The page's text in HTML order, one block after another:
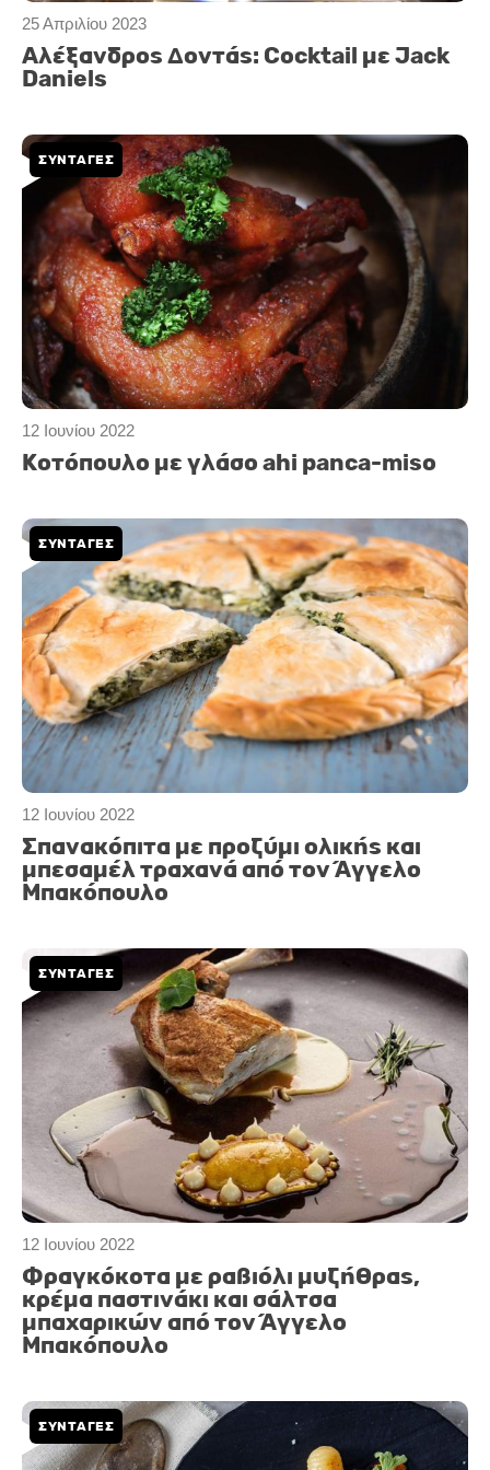
25 Απριλίου 2023
Αλέξανδρος Δοντάς: Cocktail με Jack
Daniels
12 Ιουνίου 2022
ΣΥΝΤΑΓΕΣ
Κοτόπουλο με γλάσο ahi panca-miso
12 Ιουνίου 2022
ΣΥΝΤΑΓΕΣ
Σπανακόπιτα με προζύμι ολικής και
μπεσαμέλ τραχανά από τον Άγγελο
Μπακόπουλο
12 Ιουνίου 2022
ΣΥΝΤΑΓΕΣ
Φραγκόκοτα με ραβιόλι μυζήθρας,
κρέμα παστινάκι και σάλτσα
μπαχαρικών από τον Άγγελο
Μπακόπουλο
ΣΥΝΤΑΓΕΣ